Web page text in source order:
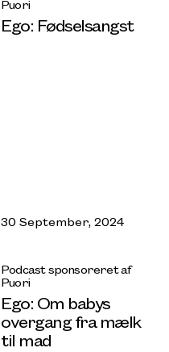
Puori
Ego: Fødselsangst
30 September, 2024
Podcast sponsoreret af
Puori
Ego: Om babys
overgang fra mælk
til mad